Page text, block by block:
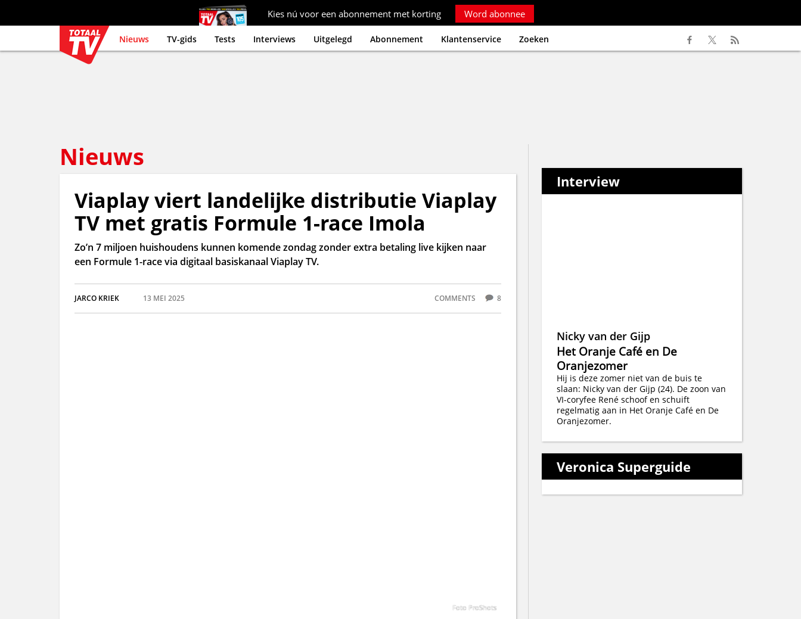
Kies nú voor een abonnement met korting Word abonnee
Nieuws TV-gids Tests Interviews Uitgelegd Abonnement Klantenservice Zoeken
Nieuws
Viaplay viert landelijke distributie Viaplay
TV met gratis Formule 1-race Imola
Zo’n 7 miljoen huishoudens kunnen komende zondag zonder extra betaling live kijken naar
een Formule 1-race via digitaal basiskanaal Viaplay TV.
JARCO KRIEK 13 MEI 2025 COMMENTS 8
Foto ProShots
Interview
Nicky van der Gijp
Het Oranje Café en De
Oranjezomer
Hij is deze zomer niet van de buis te
slaan: Nicky van der Gijp (24). De zoon van
VI-coryfee René schoof en schuift
regelmatig aan in Het Oranje Café en De
Oranjezomer.
Veronica Superguide